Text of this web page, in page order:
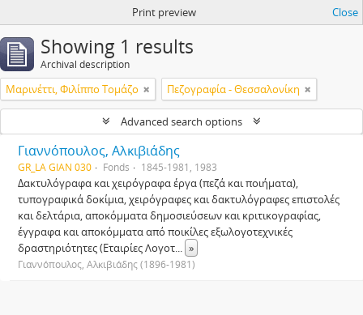
Print preview Close
Showing 1 results
Archival description
Μαρινέττι, Φιλίππο Τομάζο Πεζογραφία - Θεσσαλονίκη
Advanced search options
Γιαννόπουλος, Αλκιβιάδης
GR_LA GIAN 030 Fonds 1845-1981, 1983
Δακτυλόγραφα και χειρόγραφα έργα (πεζά και ποιήματα),
τυπογραφικά δοκίμια, χειρόγραφες και δακτυλόγραφες επιστολές
και δελτάρια, αποκόμματα δημοσιεύσεων και κριτικογραφίας,
έγγραφα και αποκόμματα από ποικίλες εξωλογοτεχνικές
δραστηριότητες (Εταιρίες Λογοτ... »
Γιαννόπουλος, Αλκιβιάδης (1896-1981)